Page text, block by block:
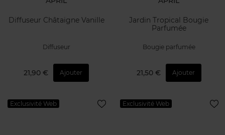
Diffuseur Châtaigne Vanille
Diffuseur
21,90 € Ajouter
Jardin Tropical Bougie
Parfumée
Bougie parfumée
21,50 € Ajouter
Exclusivité Web Exclusivité Web